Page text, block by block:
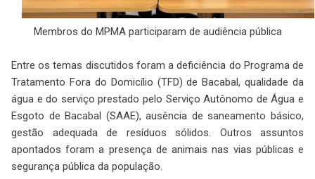
Membros do MPMA participaram de audiência pública
Entre os temas discutidos foram a deficiência do Programa de
Tratamento Fora do Domicílio (TFD) de Bacabal, qualidade da
água e do serviço prestado pelo Serviço Autônomo de Água e
Esgoto de Bacabal (SAAE), ausência de saneamento básico,
gestão adequada de resíduos sólidos. Outros assuntos
apontados foram a presença de animais nas vias públicas e
segurança pública da população.